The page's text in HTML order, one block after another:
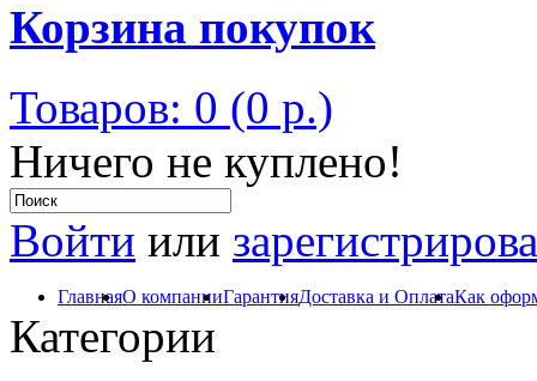
Корзина покупок
Товаров: 0 (0 р.)
Ничего не куплено!
Войти или
ГлавнаяО компанииГарантияДоставка и ОплатаКак
Категории